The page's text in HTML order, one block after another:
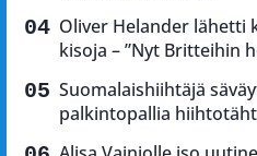
Oliver Helander lähetti
kisoja – ”Nyt Britteihin
Suomalaishiihtäjä
palkintopallia